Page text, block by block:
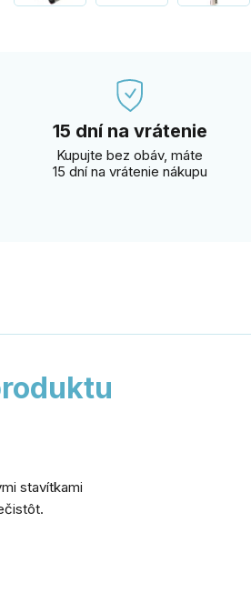
15 dní na vrátenie
Kupujte bez obáv, máte
15 dní na vrátenie nákupu
stavítkami